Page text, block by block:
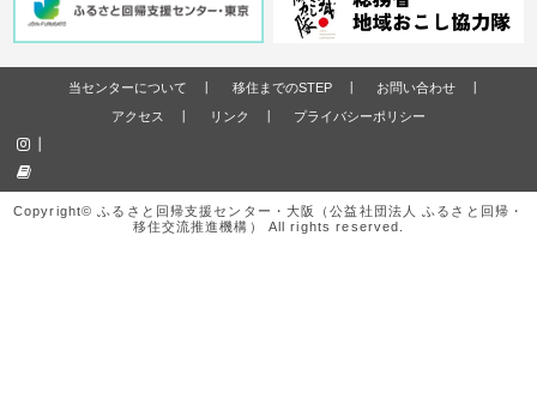
当センターについて 移住までのSTEP
お問い合わせ
アクセス
リンク プライバシーポリシー
Copyright© ふるさと回帰支援センター・大阪（公益社団法人 ふるさと回帰・
移住交流推進機構） All rights reserved.